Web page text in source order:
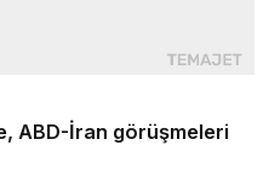
ABD-İran görüşmeleri